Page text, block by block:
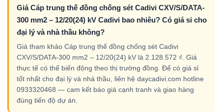
Giá Cáp trung thế đồng chống sét Cadivi CXV/S/DATA-
300 mm2 – 12/20(24) kV Cadivi bao nhiêu? Có giá sỉ cho
đại lý và nhà thầu không?
Giá tham khảo Cáp trung thế đồng chống sét Cadivi
CXV/S/DATA-300 mm2 – 12/20(24) kV là 2.128.572 ₫. Giá
thực tế có thể biến động theo thị trường đồng. Để có giá sỉ
tốt nhất cho đại lý và nhà thầu, liên hệ daycadivi.com hotline
0933320468 — cam kết báo giá cạnh tranh và giao hàng
đúng tiến độ dự án.